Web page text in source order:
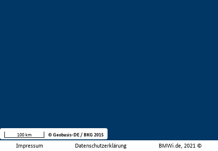
Impressum Datenschutzerklärung BMWi.de, 2021 ©
100 km © Geobasis-DE / BKG 2015